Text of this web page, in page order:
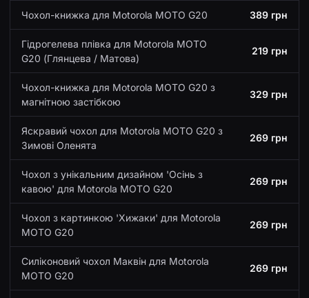
Чохол-книжка для Motorola MOTO G20 389 грн
Гідрогелева плівка для Motorola MOTO
G20 (Глянцева / Матова)
219 грн
Чохол-книжка для Motorola MOTO G20 з
магнітною застібкою
329 грн
Яскравий чохол для Motorola MOTO G20 з
Зимові Оленята
269 грн
Чохол з унікальним дизайном 'Осінь з
кавою' для Motorola MOTO G20
269 грн
Чохол з картинкою 'Хижаки' для Motorola
MOTO G20
269 грн
Силіконовий чохол Маквін для Motorola
MOTO G20
269 грн